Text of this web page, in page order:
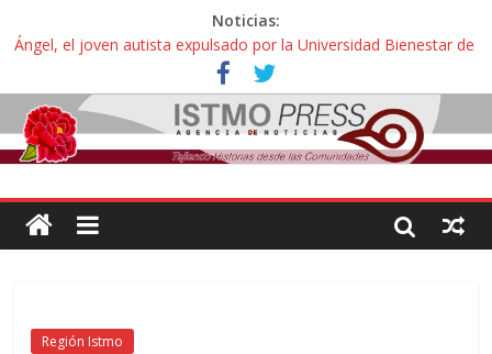
Noticias:
Ángel, el joven autista expulsado por la Universidad Bienestar de
Ixtepec, Oaxaca vuelve a las aulas tras amparo
Familiares de periodista Alejandro Leyva se reúnen con titular de
la SEGOB y exigen detener a los autores materiales e
intelectuales de su asesinato
Alertan pescadores de Juchitán, Oaxaca de nuevo despojo de su
Pescadores y comuneros ikoots detienen la extracción ilegal de
material pétreo de gravera Oyamel
Región Istmo